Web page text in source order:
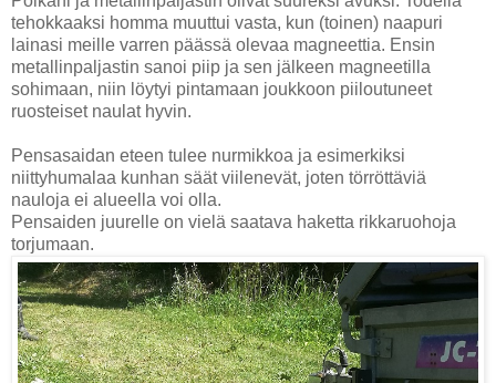
tehokkaaksi homma muuttui vasta, kun (toinen) naapuri
lainasi meille varren päässä olevaa magneettia. Ensin
metallinpaljastin sanoi piip ja sen jälkeen magneetilla
sohimaan, niin löytyi pintamaan joukkoon piiloutuneet
ruosteiset naulat hyvin.
Pensasaidan eteen tulee nurmikkoa ja esimerkiksi
niittyhumalaa kunhan säät viilenevät, joten törröttäviä
nauloja ei alueella voi olla.
Pensaiden juurelle on vielä saatava haketta rikkaruohoja
torjumaan.